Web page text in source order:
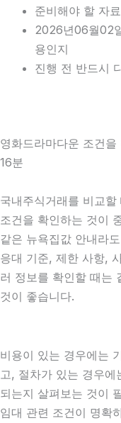
준비해야 할 자
2026년06월02
용인지
진행 전 반드시
영화드라마다운 조건
16분
국내주식거래를 비교
조건을 확인하는 것이
같은 뉴욕집값 안내라
응대 기준, 제한 사항,
러 정보를 확인할 때는
것이 좋습니다.
비용이 있는 경우에는
고, 절차가 있는 경우
되는지 살펴보는 것이
임대 관련 조건이 명확